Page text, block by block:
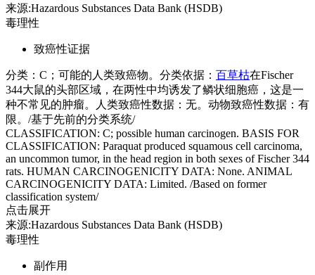
来源:Hazardous Substances Data Bank (HSDB)
毒理性
致癌性证据
分类：C；可能的人类致癌物。分类依据： 百草枯在Fischer
344大鼠的头部区域，在两性中均诱发了鳞状细胞癌，这是一
种不常见的肿瘤。人类致癌性数据：无。动物致癌性数据：有
限。/基于先前的分类系统/
CLASSIFICATION: C; possible human carcinogen. BASIS FOR
CLASSIFICATION: Paraquat produced squamous cell carcinoma,
an uncommon tumor, in the head region in both sexes of Fischer 344
rats. HUMAN CARCINOGENICITY DATA: None. ANIMAL
CARCINOGENICITY DATA: Limited. /Based on former
classification system/
点击展开
来源:Hazardous Substances Data Bank (HSDB)
毒理性
副作用